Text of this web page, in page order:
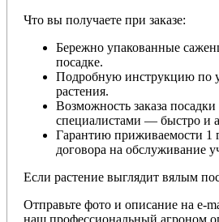
Что вы получаете при заказе:
Бережно упакованные
посадке.
Подробную инструкцию по
растения.
Возможность заказа
специалистами — быстро и
Гарантию приживаемости 1
договора на обслуживание
Если растение выглядит вялым
Отправьте фото и описание на e-
наш профессиональный агроном